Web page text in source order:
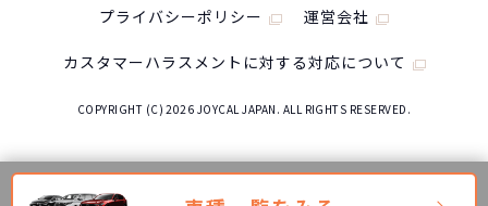
プライバシーポリシー 運営会社
カスタマーハラスメントに対する対応について
COPYRIGHT (C) 2026 JOYCAL JAPAN. ALL RIGHTS RESERVED.